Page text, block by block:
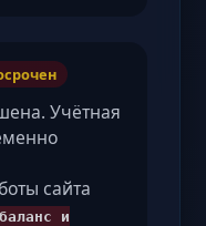
Учётная
сайта
и